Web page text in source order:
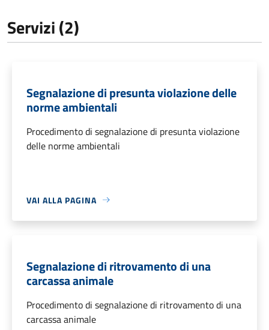
Servizi (2)
Segnalazione di presunta violazione delle
norme ambientali
Procedimento di segnalazione di presunta violazione
delle norme ambientali
VAI ALLA PAGINA
Segnalazione di ritrovamento di una
carcassa animale
Procedimento di segnalazione di ritrovamento di una
carcassa animale